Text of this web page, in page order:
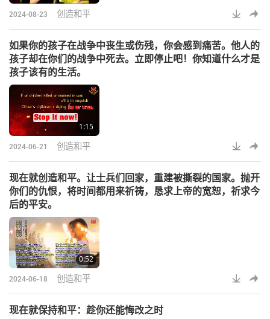
2024-08-23 创造和平
如果你的孩子在战争中丧生或伤残，你会感到痛苦。他人的
孩子却在你们的战争中死去。立即停止吧！你知道什么才是
孩子该有的生活。
1:15
2024-06-21 创造和平
现在就创造和平。让士兵们回家，重建被撕裂的国家。抛开
你们的仇恨，将时间都用来祈祷，恳求上帝的宽恕，祈求今
后的平安。
0:52
2024-06-18 创造和平
现在就保持和平：趁你还能悔改之时